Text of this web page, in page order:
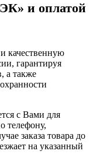
и оплатой
качественную
гарантируя
а также
с Вами для
телефону,
заказа товара до
на указанный